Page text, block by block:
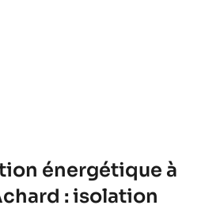
énergétique à
: isolation